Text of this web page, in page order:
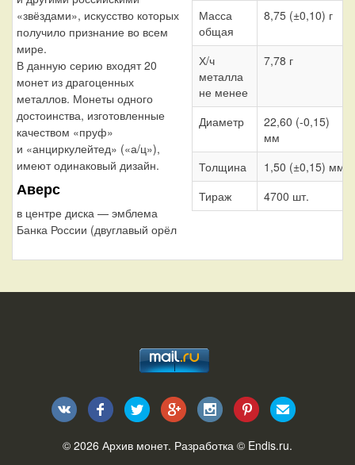
«звёздами», искусство которых
получило признание во всем
мире.
В данную серию входят 20
монет из драгоценных
металлов. Монеты одного
достоинства, изготовленные
качеством «пруф»
и «анциркулейтед» («а/ц»),
имеют одинаковый дизайн.
Аверс
в центре диска — эмблема
Банка России (двуглавый орёл
Масса
общая
8,75 (±0,10) г
Х/ч
металла
не менее
7,78 г
Диаметр
22,60 (-0,15)
мм
Толщина
1,50 (±0,15) мм
Тираж
4700 шт.
© 2026 Архив монет. Разработка © Endis.ru.